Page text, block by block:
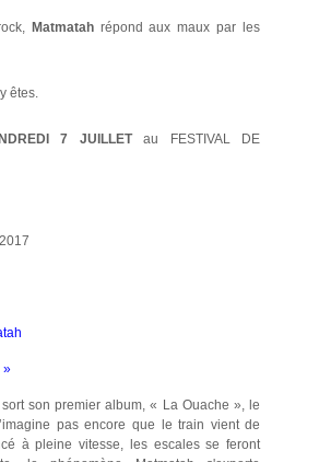
Matmatahrépond aux maux par les
êtes.
7 JUILLETau FESTIVAL DE
»
son premier album, « La Ouache », le
pas encore que le train vient de
à pleine vitesse, les escales se feront